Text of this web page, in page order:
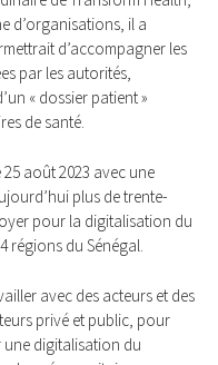
d’organisations, il a
d’accompagner les
par les autorités,
« dossier patient »
de santé.
août 2023 avec une
plus de trente-
pour la digitalisation du
régions du Sénégal.
avec des acteurs et des
privé et public, pour
digitalisation du